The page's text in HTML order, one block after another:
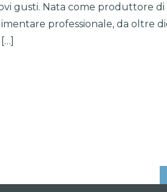
gusti. Nata come produttore di
professionale, da oltre